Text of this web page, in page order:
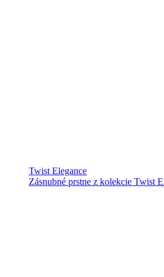
Twist Elegance
Zásnubné prstne z kolekcie Twist